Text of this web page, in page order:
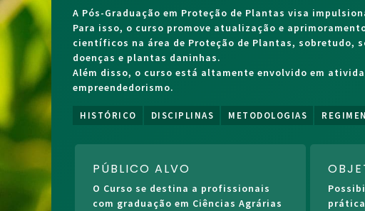
A Pós-Graduação em Proteção de Plantas visa
Para isso, o curso promove atualização e
científicos na área de Proteção de Plantas, sobretudo,
doenças e plantas daninhas.
Além disso, o curso está altamente envolvido em
empreendedorismo.
HISTÓRICO DISCIPLINAS METODOLOGIAS
PÚBLICO ALVO
O Curso se destina a profissionais
com graduação em Ciências Agrárias
Em Setembro começa as inscrições para
a próxima turma do Curso Proteção de
Plantas da UFV.
Inscrições => 01/Setembro a
16/Outubro/2026
INTERESSE NO CURSO!